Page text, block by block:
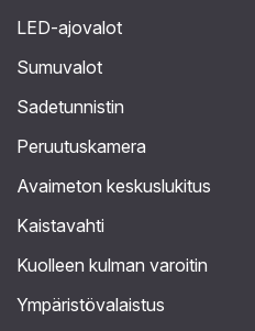
LED-ajovalot
Sumuvalot
Sadetunnistin
Peruutuskamera
Avaimeton keskuslukitus
Kaistavahti
Kuolleen kulman varoitin
Ympäristövalaistus